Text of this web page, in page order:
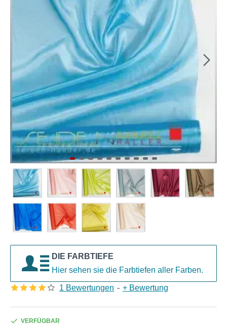
DIE FARBTIEFE
Hier sehen sie die Farbtiefen aller Farben.
1 Bewertungen - + Bewertung
VERFÜGBAR